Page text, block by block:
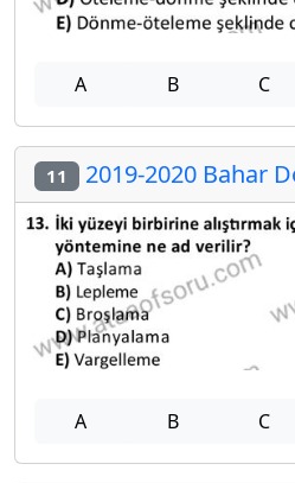
A B C
11 2019-2020 Bahar
A B C